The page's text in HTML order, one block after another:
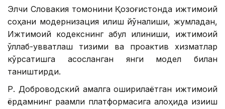
Элчи Словакия томонини Қозоғистонда ижтимоий
соҳани модернизация қилиш йўналиши, жумладан,
Ижтимоий кодекснинг қабул қилиниши, ижтимоий
қўллаб-қувватлаш тизими ва проактив хизматлар
кўрсатишга асосланган янги модел билан
таништирди.
Р. Доброводский амалга оширилаётган ижтимоий
ёрдамнинг рақамли платформасига алоҳида қизиқиш